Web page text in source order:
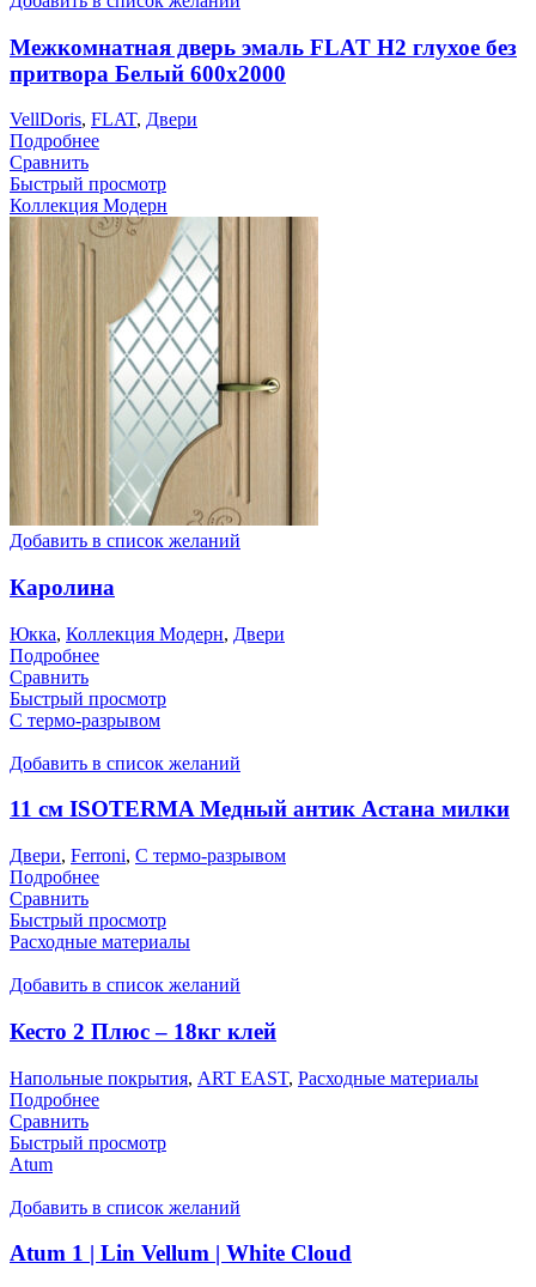
Межкомнатная дверь эмаль FLAT H2 глухое без
притвора Белый 600х2000
VellDoris, FLAT, Двери
Подробнее
Сравнить
Быстрый просмотр
Коллекция Модерн
Добавить в список желаний
Каролина
Юкка, Коллекция Модерн, Двери
Подробнее
Сравнить
Быстрый просмотр
С термо-разрывом
Добавить в список желаний
11 см ISOTERMA Медный антик Астана милки
Двери, Ferroni, С термо-разрывом
Подробнее
Сравнить
Быстрый просмотр
Расходные материалы
Добавить в список желаний
Кесто 2 Плюс – 18кг клей
Напольные покрытия, ART EAST, Расходные материалы
Подробнее
Сравнить
Быстрый просмотр
Atum
Добавить в список желаний
Atum 1 | Lin Vellum | White Cloud